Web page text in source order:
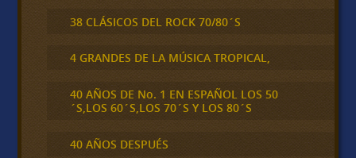
38 CLÁSICOS DEL ROCK 70/80´S
4 GRANDES DE LA MÚSICA TROPICAL,
40 AÑOS DE No. 1 EN ESPAÑOL LOS 50
´S,LOS 60´S,LOS 70´S Y LOS 80´S
40 AÑOS DESPUÉS